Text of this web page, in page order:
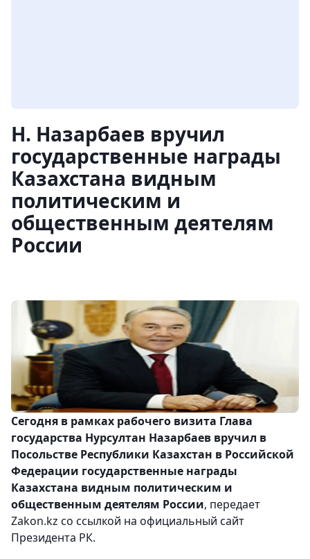
Н. Назарбаев вручил
государственные награды
Казахстана видным
политическим и
общественным деятелям
России
Сегодня в рамках рабочего визита Глава
государства Нурсултан Назарбаев вручил в
Посольстве Республики Казахстан в Российской
Федерации государственные награды
Казахстана видным политическим и
общественным деятелям России, передает
Zakon.kz со ссылкой на официальный сайт
Президента РК.